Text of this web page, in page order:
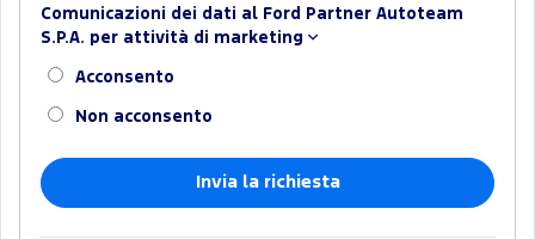
Comunicazioni dei dati al Ford Partner Autoteam
S.P.A. per attività di marketing
Acconsento
Non acconsento